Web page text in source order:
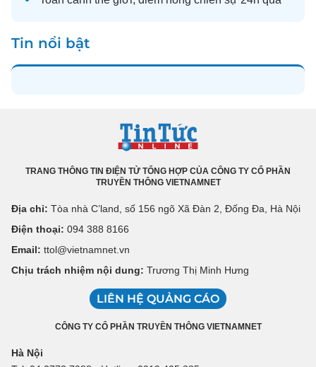
Tin nổi bật
TRANG THÔNG TIN ĐIỆN TỬ TỔNG HỢP CỦA CÔNG TY CỔ PHẦN
TRUYỀN THÔNG VIETNAMNET
Địa chỉ: Tòa nhà C’land, số 156 ngõ Xã Đàn 2, Đống Đa, Hà Nội
Điện thoại: 094 388 8166
Email: ttol@vietnamnet.vn
Chịu trách nhiệm nội dung: Trương Thị Minh Hưng
LIÊN HỆ QUẢNG CÁO
CÔNG TY CỔ PHẦN TRUYỀN THÔNG VIETNAMNET
Hà Nội